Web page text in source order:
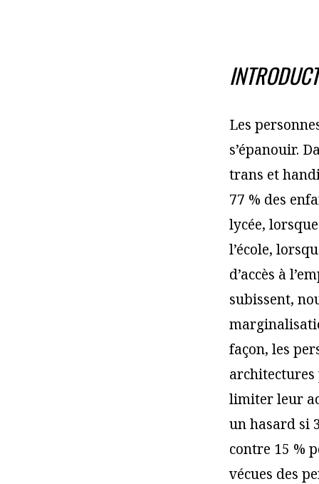
Les
s’épanouir.
trans et
77 % des
lycée,
l’école,
d’accès à
subissent,
façon, les
architectures
limiter leur
un hasard si
contre 15 %
vécues des